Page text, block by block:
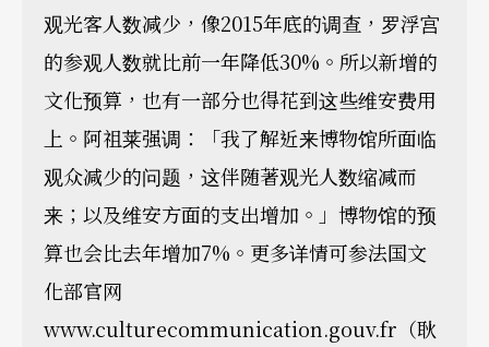
观光客人数减少，像2015年底的调查，罗浮宫
的参观人数就比前一年降低30%。所以新增的
文化预算，也有一部分也得花到这些维安费用
上。阿祖莱强调：「我了解近来博物馆所面临
观众减少的问题，这伴随著观光人数缩减而
来；以及维安方面的支出增加。」博物馆的预
算也会比去年增加7%。更多详情可参法国文
化部官网
www.culturecommunication.gouv.fr（耿